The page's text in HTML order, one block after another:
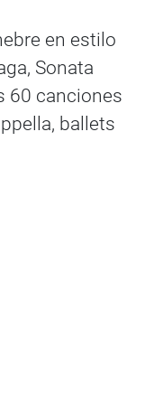
en estilo
Sonata
60 canciones
ballets